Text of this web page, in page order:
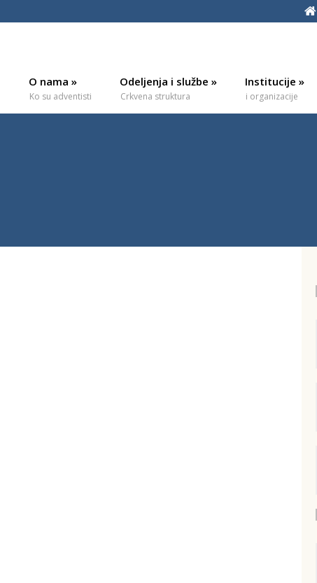
O nama »
Ko su adventisti
Odeljenja i službe »
Crkvena struktura
Institucije »
i organizacije